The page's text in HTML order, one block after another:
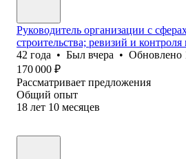
Руководитель организации с
строительства; ревизий и контроля
42 года • Был вчера • Обновлено
170 000 ₽
Рассматривает предложения
Общий опыт
18 лет 10 месяцев